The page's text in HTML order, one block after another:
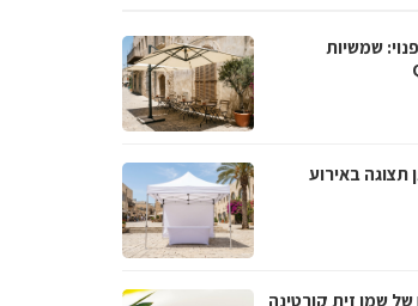
שמשיות
תצוגה באירוע
של שמן זית קורטינה